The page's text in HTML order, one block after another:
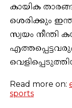
കായിക
ശെരിക്കും
സ്വയം നീന്തി
Read more on:
sports